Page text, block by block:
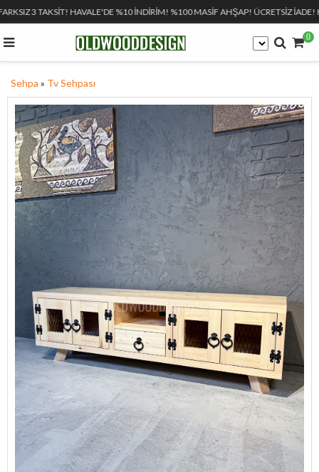
3 TAKSİT! HAVALE'DE %10 İNDİRİM! %100 MASİF AHŞAP! ÜCRETSİZ İADE!
0
Sehpa » Tv Sehpası